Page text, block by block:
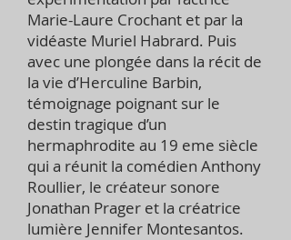
Marie-Laure Crochant et par la
vidéaste Muriel Habrard. Puis
avec une plongée dans la récit de
la vie d’Herculine Barbin,
témoignage poignant sur le
destin tragique d’un
hermaphrodite au 19 eme siècle
qui a réunit la comédien Anthony
Roullier, le créateur sonore
Jonathan Prager et la créatrice
lumière Jennifer Montesantos.